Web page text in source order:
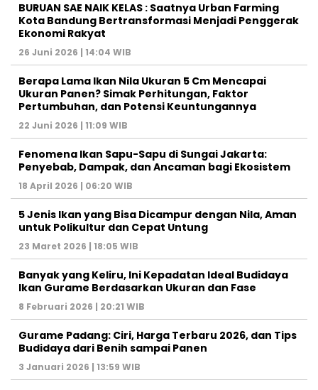
BURUAN SAE NAIK KELAS : Saatnya Urban Farming
Kota Bandung Bertransformasi Menjadi Penggerak
Ekonomi Rakyat
26 Juni 2026 | 14:04 WIB
Berapa Lama Ikan Nila Ukuran 5 Cm Mencapai
Ukuran Panen? Simak Perhitungan, Faktor
Pertumbuhan, dan Potensi Keuntungannya
22 Juni 2026 | 11:09 WIB
Fenomena Ikan Sapu-Sapu di Sungai Jakarta:
Penyebab, Dampak, dan Ancaman bagi Ekosistem
18 April 2026 | 06:20 WIB
5 Jenis Ikan yang Bisa Dicampur dengan Nila, Aman
untuk Polikultur dan Cepat Untung
23 Maret 2026 | 18:05 WIB
Banyak yang Keliru, Ini Kepadatan Ideal Budidaya
Ikan Gurame Berdasarkan Ukuran dan Fase
8 Februari 2026 | 20:21 WIB
Gurame Padang: Ciri, Harga Terbaru 2026, dan Tips
Budidaya dari Benih sampai Panen
3 Januari 2026 | 13:59 WIB